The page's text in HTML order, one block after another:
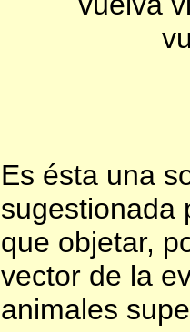
Es ésta una
sugestionada
que objetar,
vector de la
animales